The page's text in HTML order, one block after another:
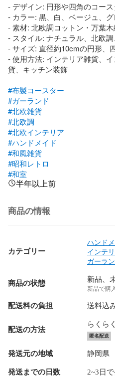
- デザイン: 円形や四角のコー
- カラー: 黒、白、ベージュ、グ
- 素材: 北欧調コットン・万葉木
- スタイル: ナチュラル、北欧
- サイズ: 直径約10cmの円形、
- 使用方法: インテリア雑貨、
貨、キッチン装飾
#布製コースター
#ガーランド
#北欧雑貨
#北欧調
#北欧インテリア
#ハンドメイド
#和風雑貨
#昭和レトロ
#和室
半年以上前
商品の情報
カテゴリー
ハンド
インテ
ガーラ
商品の状態 新品、
新品で購
配送料の負担 送料込
配送の方法
らくら
匿名配送
発送元の地域 静岡県
発送までの日数 2~3日